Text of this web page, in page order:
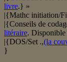
livre.} »
|{Mathc initiation/
|{Conseils de
litéraire.
|{DOS/Set .,(la
}